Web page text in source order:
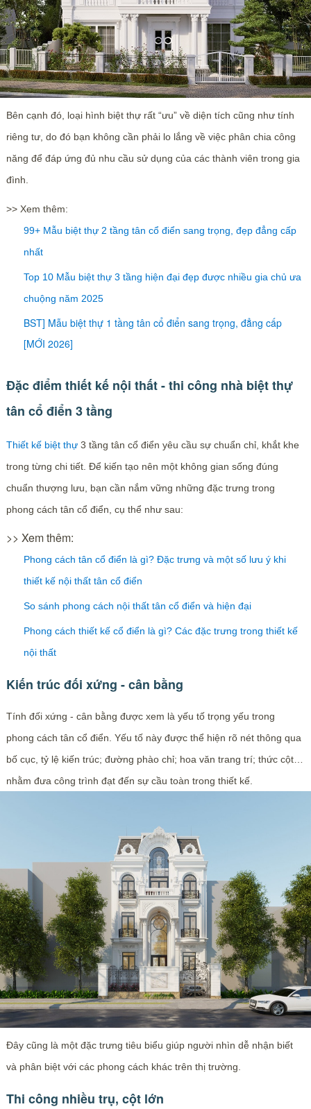
Bên cạnh đó, loại hình biệt thự rất “ưu” về diện tích cũng như tính
riêng tư, do đó bạn không cần phải lo lắng về việc phân chia công
năng để đáp ứng đủ nhu cầu sử dụng của các thành viên trong gia
đình.
>> Xem thêm:
99+ Mẫu biệt thự 2 tầng tân cổ điển sang trọng, đẹp đẳng cấp
nhất
Top 10 Mẫu biệt thự 3 tầng hiện đại đẹp được nhiều gia chủ ưa
chuộng năm 2025
BST] Mẫu biệt thự 1 tầng tân cổ điển sang trọng, đẳng cấp
[MỚI 2026]
Đặc điểm thiết kế nội thất - thi công nhà biệt thự
tân cổ điển 3 tầng
Thiết kế biệt thự3 tầng tân cổ điển yêu cầu sự chuẩn chỉ, khắt khe
trong từng chi tiết. Để kiến tạo nên một không gian sống đúng
chuẩn thượng lưu, bạn cần nắm vững những đặc trưng trong
phong cách tân cổ điển, cụ thể như sau:
>> Xem thêm:
Phong cách tân cổ điển là gì? Đặc trưng và một số lưu ý khi
thiết kế nội thất tân cổ điển
So sánh phong cách nội thất tân cổ điển và hiện đại
Phong cách thiết kế cổ điển là gì? Các đặc trưng trong thiết kế
nội thất
Kiến trúc đối xứng - cân bằng
Tính đối xứng - cân bằng được xem là yếu tố trọng yếu trong
phong cách tân cổ điển. Yếu tố này được thể hiện rõ nét thông qua
bố cục, tỷ lệ kiến trúc; đường phào chỉ; hoa văn trang trí; thức cột…
nhằm đưa công trình đạt đến sự cầu toàn trong thiết kế.
Đây cũng là một đặc trưng tiêu biểu giúp người nhìn dễ nhận biết
và phân biệt với các phong cách khác trên thị trường.
Thi công nhiều trụ, cột lớn